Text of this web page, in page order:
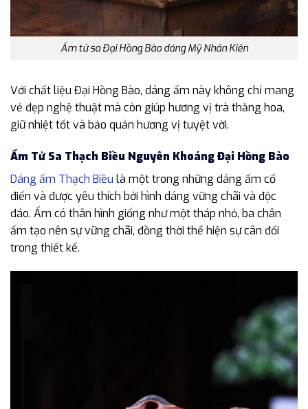
Ấm tử sa Đại Hồng Bào dáng Mỹ Nhân Kiên
Với chất liệu Đại Hồng Bào, dáng ấm này không chỉ mang
vẻ đẹp nghệ thuật mà còn giúp hương vị trà thăng hoa,
giữ nhiệt tốt và bảo quản hương vị tuyệt vời.
Ấm Tử Sa Thạch Biều Nguyên Khoáng Đại Hồng Bào
Dáng ấm Thạch Biều là một trong những dáng ấm cổ
điển và được yêu thích bởi hình dáng vững chãi và độc
đáo. Ấm có thân hình giống như một tháp nhỏ, ba chân
ấm tạo nên sự vững chãi, đồng thời thể hiện sự cân đối
trong thiết kế.